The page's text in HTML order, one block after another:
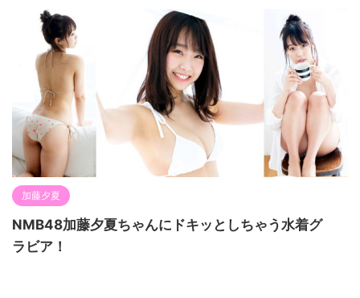
加藤夕夏
NMB48加藤夕夏ちゃんにドキッとしちゃう水着グ
ラビア！